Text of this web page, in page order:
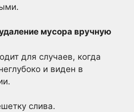
мусора вручную
для случаев, когда
и виден в
слива.